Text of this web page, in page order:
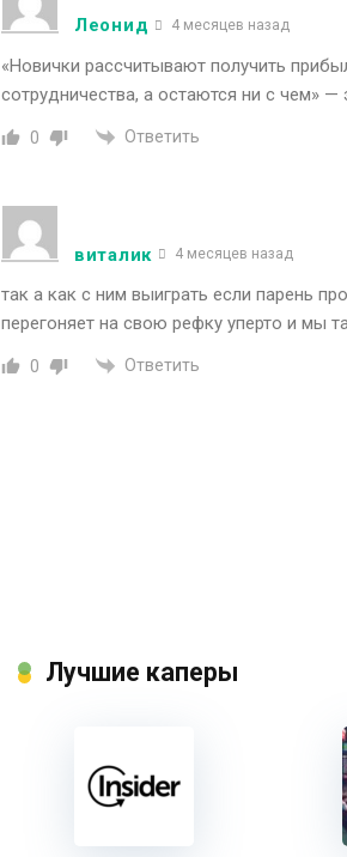
Леонид 4 месяцев назад
«Новички рассчитывают получить
сотрудничества, а остаются ни с чем» —
0 Ответить
виталик 4 месяцев назад
так а как с ним выиграть если парень
перегоняет на свою рефку уперто и мы
0 Ответить
Лучшие каперы